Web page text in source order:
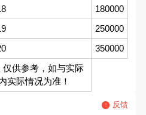
180000
250000
350000
供参考，如与实际
实际情况为准！
反馈